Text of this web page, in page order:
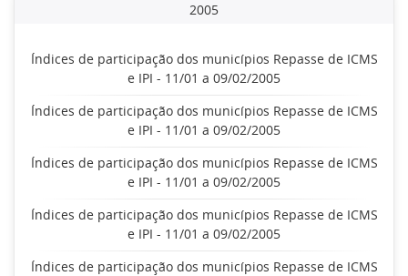
2005
Índices de participação dos municípios Repasse de ICMS
e IPI - 11/01 a 09/02/2005
Índices de participação dos municípios Repasse de ICMS
e IPI - 11/01 a 09/02/2005
Índices de participação dos municípios Repasse de ICMS
e IPI - 11/01 a 09/02/2005
Índices de participação dos municípios Repasse de ICMS
e IPI - 11/01 a 09/02/2005
Índices de participação dos municípios Repasse de ICMS